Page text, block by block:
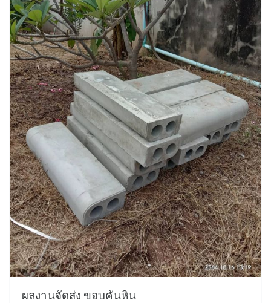
ผลงานจัดส่ง ขอบคันหิน